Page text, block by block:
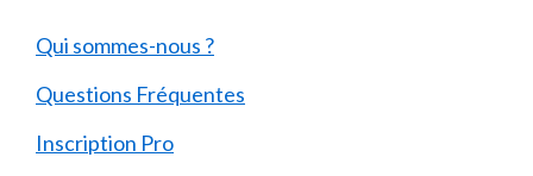
Qui sommes-nous ?
Questions Fréquentes
Inscription Pro